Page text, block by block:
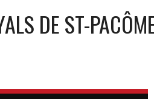
DE ST-